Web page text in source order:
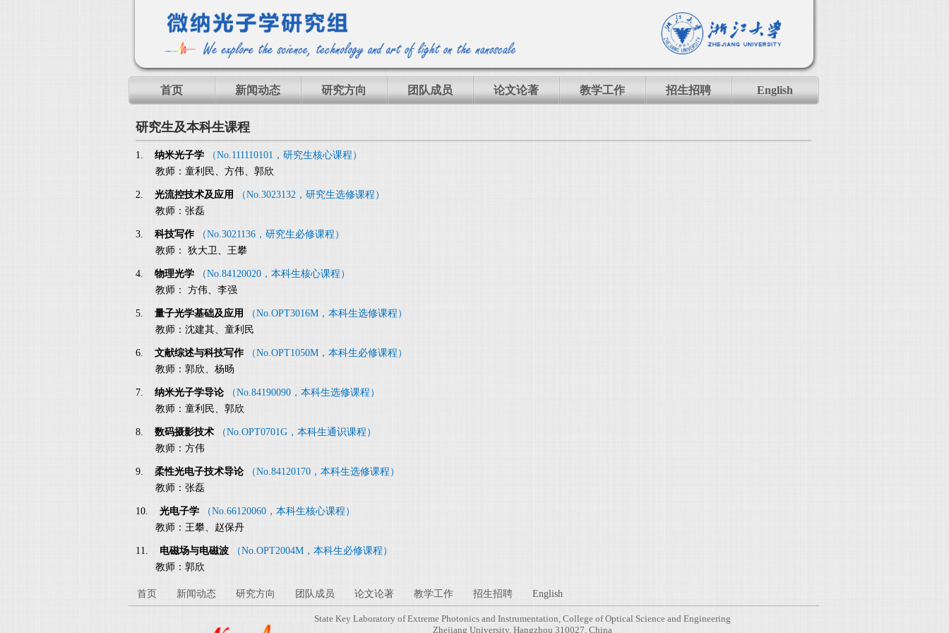
首页 新闻动态 研究方向 团队成员 论文论著 教学工作 招生招聘 English
研究生及本科生课程
1. 纳米光子学
（No.111110101，研究生核心课程）
教师：童利民、方伟、郭欣
2. 光流控技术及应用
（No.3023132，研究生选修课程）
教师：张磊
3. 科技写作
（No.3021136，研究生必修课程）
教师： 狄大卫、王攀
4. 物理光学
（No.84120020，本科生核心课程）
教师： 方伟、李强
5. 量子光学基础及应用
（No.OPT3016M，本科生选修课程）
教师：沈建其、童利民
6. 文献综述与科技写作
（No.OPT1050M，本科生必修课程）
教师：郭欣、杨旸
7. 纳米光子学导论
（No.84190090，本科生选修课程）
教师：童利民、郭欣
8. 数码摄影技术
（No.OPT0701G，本科生通识课程）
教师：方伟
9. 柔性光电子技术导论
（No.84120170，本科生选修课程）
教师：张磊
10. 光电子学
（No.66120060，本科生核心课程）
教师：王攀、赵保丹
11. 电磁场与电磁波
（No.OPT2004M，本科生必修课程）
教师：郭欣
首页 新闻动态 研究方向 团队成员 论文论著 教学工作 招生招聘 English
State Key Laboratory of Extreme Photonics and Instrumentation, College of Optical Science and Engineering
Zhejiang University, Hangzhou 310027, China